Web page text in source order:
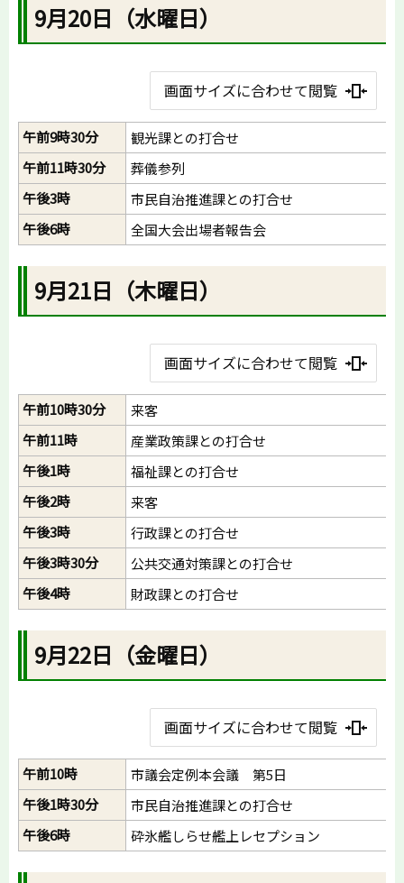
9月20日（水曜日）
画面サイズに合わせて閲覧
午前9時30分
観光課との打合せ
午前11時30分
葬儀参列
午後3時
市民自治推進課との打合せ
午後6時
全国大会出場者報告会
9月21日（木曜日）
画面サイズに合わせて閲覧
午前10時30分
来客
午前11時
産業政策課との打合せ
午後1時
福祉課との打合せ
午後2時
来客
午後3時
行政課との打合せ
午後3時30分
公共交通対策課との打合せ
午後4時
財政課との打合せ
9月22日（金曜日）
画面サイズに合わせて閲覧
午前10時
市議会定例本会議 第5日
午後1時30分
市民自治推進課との打合せ
午後6時
砕氷艦しらせ艦上レセプション